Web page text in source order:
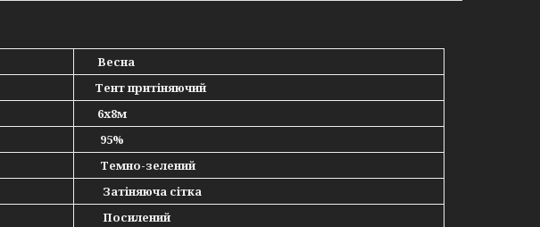
Весна
Тент притіняючий
6х8м
95%
Темно-зелений
Затіняюча сітка
Посилений